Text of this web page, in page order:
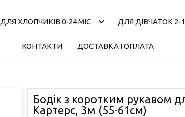
ДЛЯ ХЛОПЧИКІВ 0-24 МІС ДЛЯ ДІВЧАТОК 2-
КОНТАКТИ ДОСТАВКА І ОПЛАТА
Бодік з коротким рукавом
Картерс, 3м (55-61см)